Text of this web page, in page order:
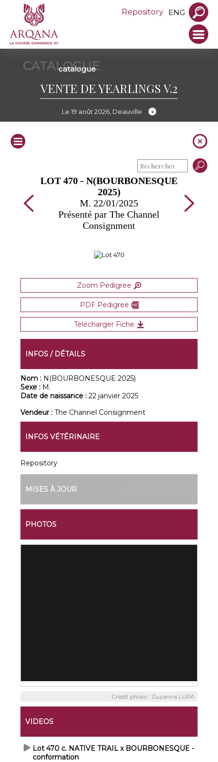
Repository ENG
CATALOGUE
catalogue
VENTE DE YEARLINGS V.2
Le 19 août 2026, Deauville
LOT 470 - N(BOURBONESQUE
2025)
M. 22/01/2025
Présenté par The Channel
Consignment
Zoom Pedigree
PDF Pedigree
Télécharger Fiche
INFOS / DÉTAILS
Nom : N(BOURBONESQUE 2025)
Sexe : M.
Date de naissance :22 janvier 2025
Vendeur :The Channel Consignment
INFOS VÉTÉRINAIRE
Repository
MISES À JOUR
PHOTOS
Crédit photo : Zuzanna LUPA
VIDEOS
Lot 470 c. NATIVE TRAIL x BOURBONESQUE -
conformation